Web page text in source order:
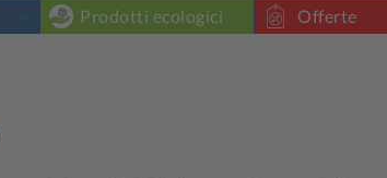
Prodotti ecologici Offerte